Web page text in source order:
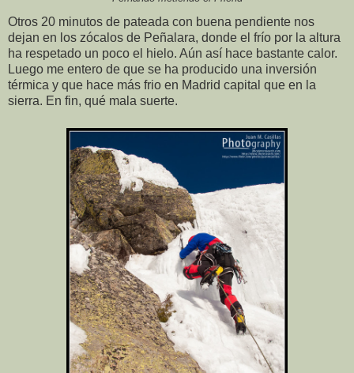
Otros 20 minutos de pateada con buena pendiente nos
dejan en los zócalos de Peñalara, donde el frío por la altura
ha respetado un poco el hielo. Aún así hace bastante calor.
Luego me entero de que se ha producido una inversión
térmica y que hace más frio en Madrid capital que en la
sierra. En fin, qué mala suerte.